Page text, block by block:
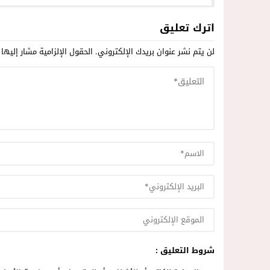
اترك تعليق
لن يتم نشر عنوان بريدك الإلكتروني. الحقول الإلزامية مشار إليها
شروط التعليق :